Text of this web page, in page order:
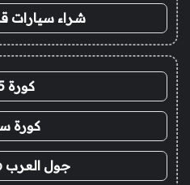
شراء سيارات
كورة 365
كورة
جول العرب goalarab